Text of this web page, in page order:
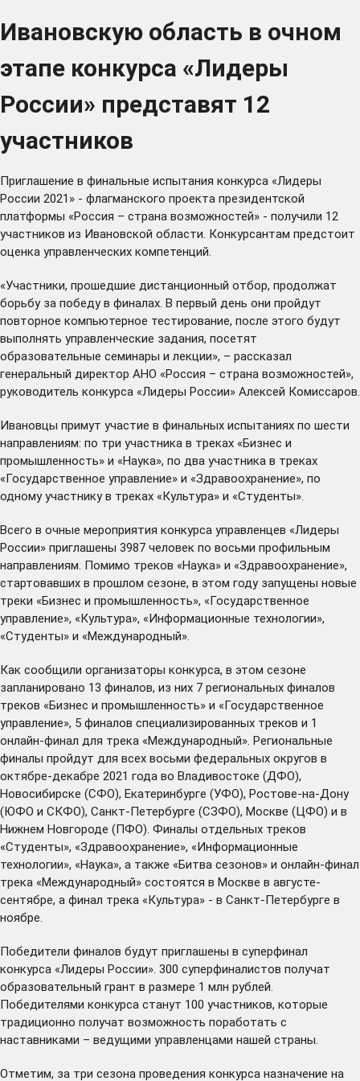
Ивановскую область в очном
этапе конкурса «Лидеры
России» представят 12
участников
Приглашение в финальные испытания конкурса «Лидеры
России 2021» - флагманского проекта президентской
платформы «Россия – страна возможностей» - получили 12
участников из Ивановской области. Конкурсантам предстоит
оценка управленческих компетенций.
«Участники, прошедшие дистанционный отбор, продолжат
борьбу за победу в финалах. В первый день они пройдут
повторное компьютерное тестирование, после этого будут
выполнять управленческие задания, посетят
образовательные семинары и лекции», – рассказал
генеральный директор АНО «Россия – страна возможностей»,
руководитель конкурса «Лидеры России» Алексей Комиссаров.
Ивановцы примут участие в финальных испытаниях по шести
направлениям: по три участника в треках «Бизнес и
промышленность» и «Наука», по два участника в треках
«Государственное управление» и «Здравоохранение», по
одному участнику в треках «Культура» и «Студенты».
Всего в очные мероприятия конкурса управленцев «Лидеры
России» приглашены 3987 человек по восьми профильным
направлениям. Помимо треков «Наука» и «Здравоохранение»,
стартовавших в прошлом сезоне, в этом году запущены новые
треки «Бизнес и промышленность», «Государственное
управление», «Культура», «Информационные технологии»,
«Студенты» и «Международный».
Как сообщили организаторы конкурса, в этом сезоне
запланировано 13 финалов, из них 7 региональных финалов
треков «Бизнес и промышленность» и «Государственное
управление», 5 финалов специализированных треков и 1
онлайн-финал для трека «Международный». Региональные
финалы пройдут для всех восьми федеральных округов в
октябре-декабре 2021 года во Владивостоке (ДФО),
Новосибирске (СФО), Екатеринбурге (УФО), Ростове-на-Дону
(ЮФО и СКФО), Санкт-Петербурге (СЗФО), Москве (ЦФО) и в
Нижнем Новгороде (ПФО). Финалы отдельных треков
«Студенты», «Здравоохранение», «Информационные
технологии», «Наука», а также «Битва сезонов» и онлайн-финал
трека «Международный» состоятся в Москве в августе-
сентябре, а финал трека «Культура» - в Санкт-Петербурге в
ноябре.
Победители финалов будут приглашены в суперфинал
конкурса «Лидеры России». 300 суперфиналистов получат
образовательный грант в размере 1 млн рублей.
Победителями конкурса станут 100 участников, которые
традиционно получат возможность поработать с
наставниками – ведущими управленцами нашей страны.
Отметим, за три сезона проведения конкурса назначение на